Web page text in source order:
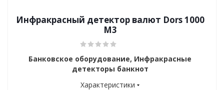
Инфракрасный детектор валют Dors 1000
M3
Банковское оборудование, Инфракрасные
детекторы банкнот
Характеристики